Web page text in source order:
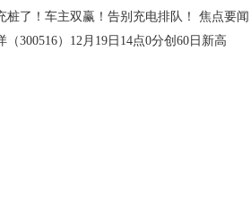
桩了！车主双赢！告别充电排队！ 焦点要闻
（300516）12月19日14点0分创60日新高